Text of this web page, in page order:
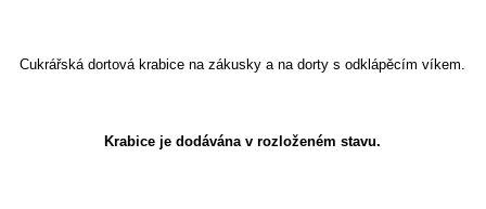
Cukrářská dortová krabice na zákusky a na dorty s odklápěcím víkem.
Krabice je dodávána v rozloženém stavu.